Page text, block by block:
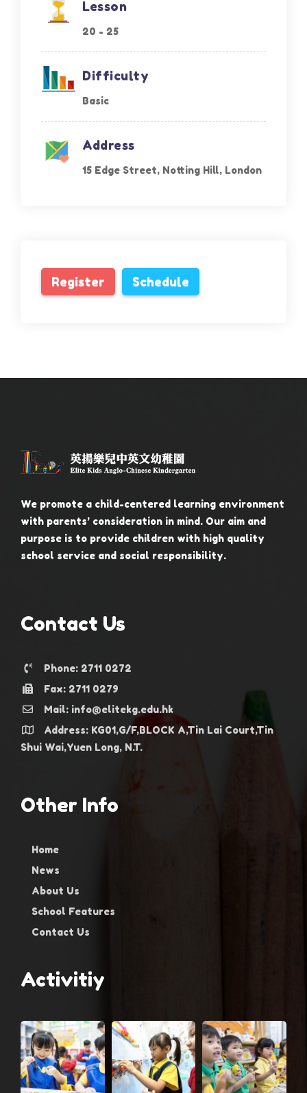
Lesson
20 - 25
Difficulty
Basic
Address
15 Edge Street, Notting Hill, London
Register Schedule
We promote a child-centered learning environment
with parents’ consideration in mind. Our aim and
purpose is to provide children with high quality
school service and social responsibility.
Contact Us
Phone: 2711 0272
Fax: 2711 0279
Mail: info@elitekg.edu.hk
Address: KG01,G/F,BLOCK A,Tin Lai Court,Tin
Shui Wai,Yuen Long, N.T.
Other Info
Home
News
About Us
School Features
Contact Us
Activitiy